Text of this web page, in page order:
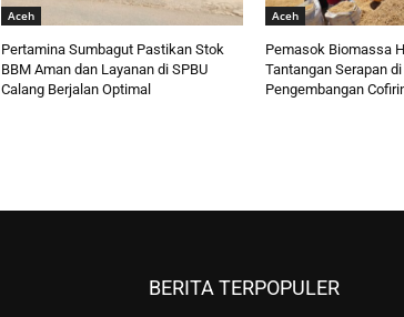
Aceh
Pertamina Sumbagut Pastikan Stok
BBM Aman dan Layanan di SPBU
Calang Berjalan Optimal
Aceh
Pemasok Biomassa
Tantangan Serapan
Pengembangan
BERITA TERPOPULER